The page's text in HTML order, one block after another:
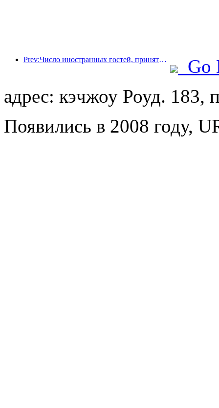
Prev:Число иностранных гостей, принятых отелями China Travel Service Hotels на материке, в первом полугодии выросло на 67% по сравнению с аналогичным периодом прошлого года.
Go
адрес: кэчжоу Роуд. 183,
Появились в 2008 году,